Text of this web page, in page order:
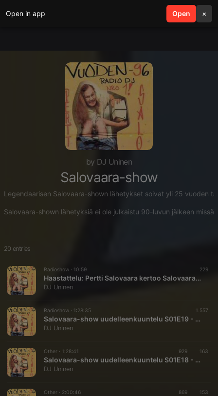
Open in app Open ×
search menu
by DJ Uninen
Salovaara-show
Legendaarisen Salovaara-shown lähetykset soivat yli 25 vuoden
Salovaara-shown lähetyksiä ei ole julkaistu 90-luvun jälkeen
20 entries
Radioshow · 10:59 229
Haastattelu: Pertti Salovaara kertoo Salovaara-shown synnystä ja nauhoitusten uudelleenkuuntelusta
DJ Uninen
Radioshow · 1:28:35 1.557
Salovaara-show uudelleenkuuntelu S01E19 - 1992
DJ Uninen
Other · 1:28:41 929 163
Salovaara-show uudelleenkuuntelu S01E18 - 1992-05
DJ Uninen
Other · 2:00:46 869 153